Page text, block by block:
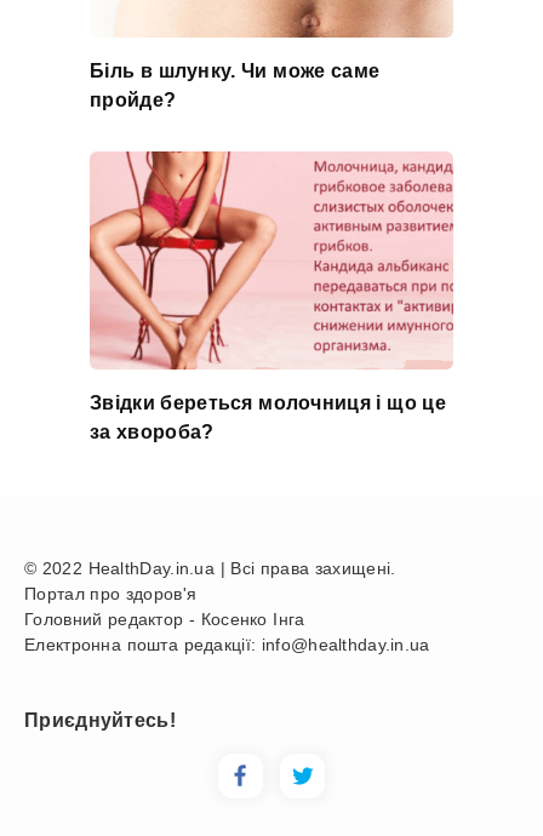
Біль в шлунку. Чи може саме
пройде?
Звідки береться молочниця і що це
за хвороба?
© 2022 HealthDay.in.ua | Всі права захищені.
Портал про здоров'я
Головний редактор - Косенко Інга
Електронна пошта редакції: info@healthday.in.ua
Приєднуйтесь!